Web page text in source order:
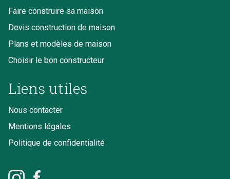
Faire construire sa maison
Devis construction de maison
Plans et modèles de maison
Choisir le bon constructeur
Liens utiles
Nous contacter
Mentions légales
Politique de confidentialité